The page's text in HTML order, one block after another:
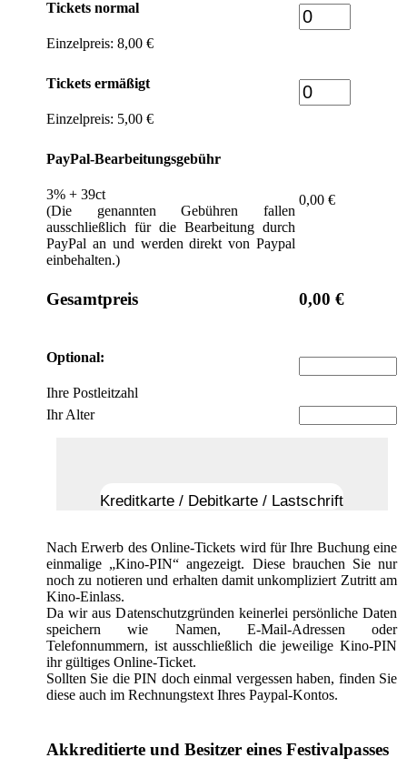
Tickets normal
Einzelpreis: 8,00 €
Tickets ermäßigt
Einzelpreis: 5,00 €
PayPal-Bearbeitungsgebühr
3% + 39ct
(Die genannten Gebühren fallen
ausschließlich für die Bearbeitung durch
PayPal an und werden direkt von Paypal
einbehalten.)
0,00 €
Gesamtpreis 0,00 €
Optional:
Ihre Postleitzahl
Ihr Alter
Kreditkarte / Debitkarte / Lastschrift
Nach Erwerb des Online-Tickets wird für Ihre Buchung eine
einmalige „Kino-PIN“ angezeigt. Diese brauchen Sie nur
noch zu notieren und erhalten damit unkompliziert Zutritt am
Kino-Einlass.
Da wir aus Datenschutzgründen keinerlei persönliche Daten
speichern wie Namen, E-Mail-Adressen oder
Telefonnummern, ist ausschließlich die jeweilige Kino-PIN
ihr gültiges Online-Ticket.
Sollten Sie die PIN doch einmal vergessen haben, finden Sie
diese auch im Rechnungstext Ihres Paypal-Kontos.
Akkreditierte und Besitzer eines Festivalpasses